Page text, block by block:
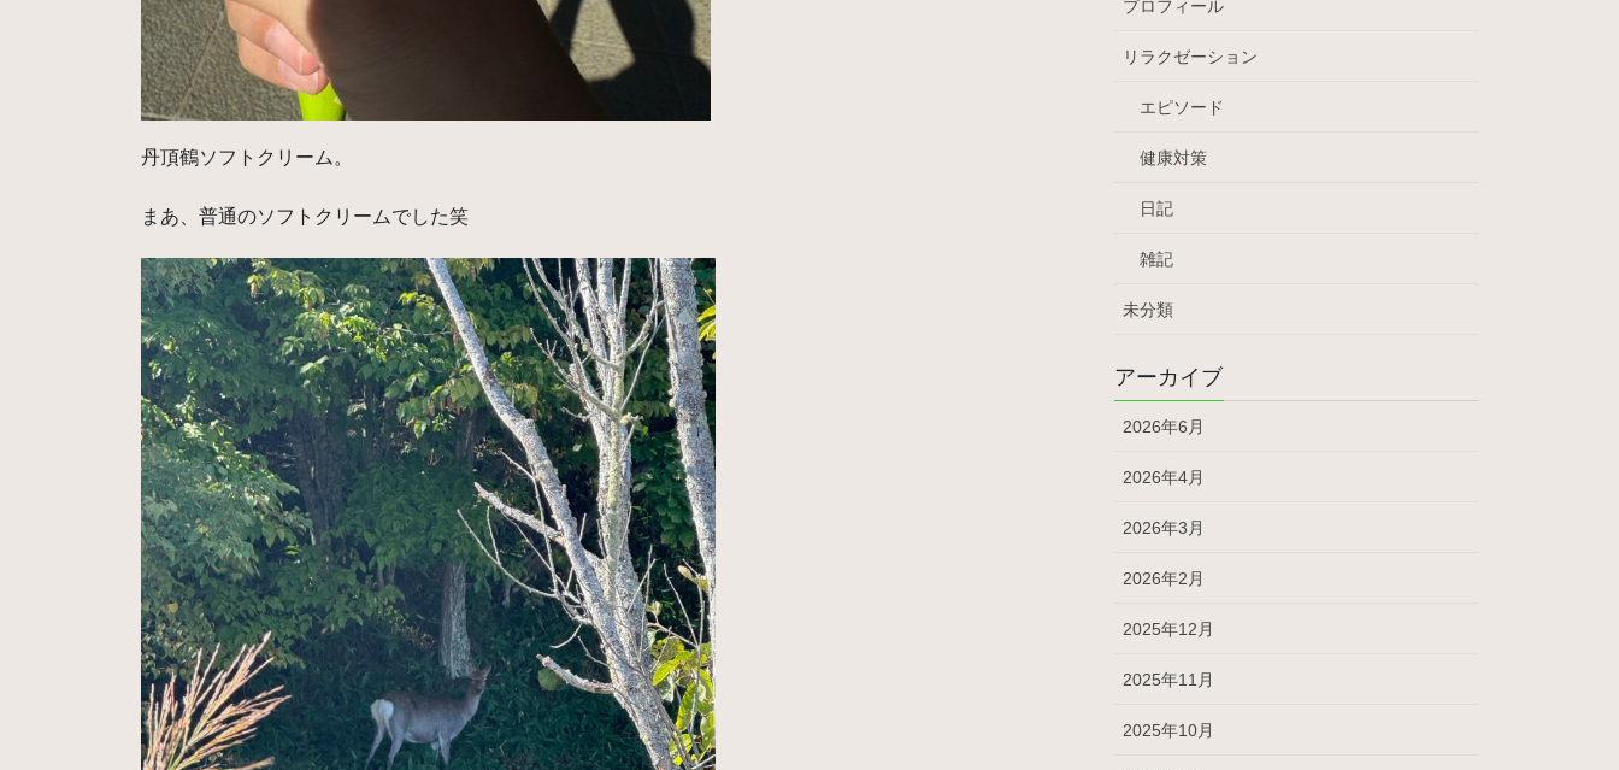
丹頂鶴ソフトクリーム。
まあ、普通のソフトクリームでした笑
プロフィール
リラクゼーション
エピソード
健康対策
日記
雑記
未分類
アーカイブ
2026年6月
2026年4月
2026年3月
2026年2月
2025年12月
2025年11月
2025年10月